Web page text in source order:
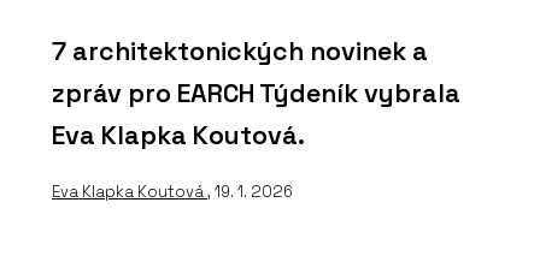
7 architektonických novinek a
zpráv pro EARCH Týdeník vybrala
Eva Klapka Koutová.
Eva Klapka Koutová, 19. 1. 2026